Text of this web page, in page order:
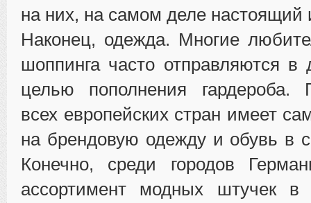
на них, на самом деле настоящий
Наконец, одежда. Многие
шоппинга часто отправляются в
целью пополнения гардероба.
всех европейских стран имеет
на брендовую одежду и обувь в
Конечно, среди городов
ассортимент модных штучек